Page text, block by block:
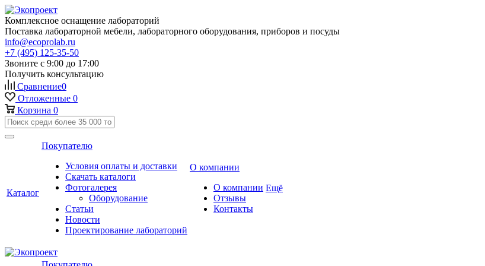
Комплексное оснащение лабораторий
Поставка лабораторной мебели, лабораторного оборудования, приборов и посуды
info@ecoprolab.ru
+7 (495) 125-35-50
Звоните с 9:00 до 17:00
Получить консультацию
Сравнение0
Отложенные 0
Корзина 0
Каталог
Покупателю
Условия оплаты и доставки
Скачать каталоги
Фотогалерея
Оборудование
Статьи
Новости
Проектирование лабораторий
О компании
О компании
Отзывы
Контакты
Ещё